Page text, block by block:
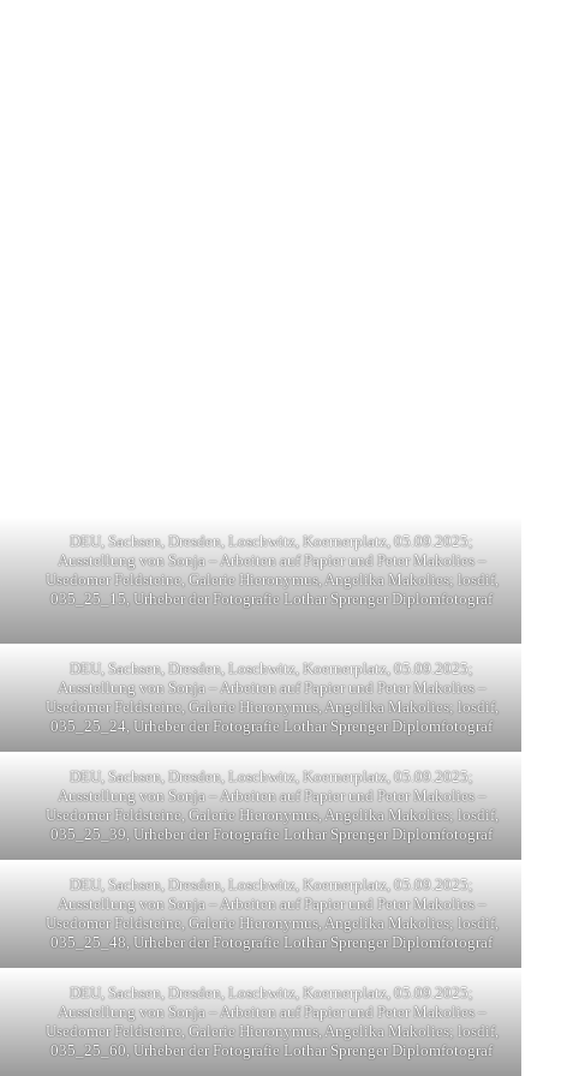
DEU, Sachsen, Dresden, Loschwitz, Koernerplatz, 05.09.2025;
Ausstellung von Sonja – Arbeiten auf Papier und Peter Makolies –
Usedomer Feldsteine, Galerie Hieronymus, Angelika Makolies; losdif,
035_25_15, Urheber der Fotografie Lothar Sprenger Diplomfotograf
DEU, Sachsen, Dresden, Loschwitz, Koernerplatz, 05.09.2025;
Ausstellung von Sonja – Arbeiten auf Papier und Peter Makolies –
Usedomer Feldsteine, Galerie Hieronymus, Angelika Makolies; losdif,
035_25_24, Urheber der Fotografie Lothar Sprenger Diplomfotograf
DEU, Sachsen, Dresden, Loschwitz, Koernerplatz, 05.09.2025;
Ausstellung von Sonja – Arbeiten auf Papier und Peter Makolies –
Usedomer Feldsteine, Galerie Hieronymus, Angelika Makolies; losdif,
035_25_39, Urheber der Fotografie Lothar Sprenger Diplomfotograf
DEU, Sachsen, Dresden, Loschwitz, Koernerplatz, 05.09.2025;
Ausstellung von Sonja – Arbeiten auf Papier und Peter Makolies –
Usedomer Feldsteine, Galerie Hieronymus, Angelika Makolies; losdif,
035_25_48, Urheber der Fotografie Lothar Sprenger Diplomfotograf
DEU, Sachsen, Dresden, Loschwitz, Koernerplatz, 05.09.2025;
Ausstellung von Sonja – Arbeiten auf Papier und Peter Makolies –
Usedomer Feldsteine, Galerie Hieronymus, Angelika Makolies; losdif,
035_25_60, Urheber der Fotografie Lothar Sprenger Diplomfotograf